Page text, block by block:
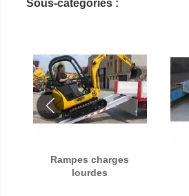
Sous-catégories :
Rampes charges
lourdes